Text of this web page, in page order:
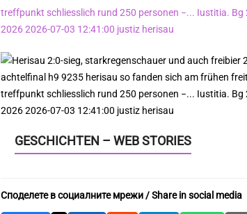
GESCHICHTEN – WEB STORIES
Споделете в социалните мрежи / Share in social media